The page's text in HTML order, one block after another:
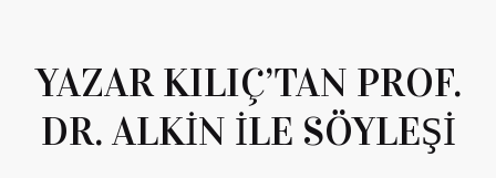
YAZAR KILIÇ’TAN PROF.
DR. ALKİN İLE SÖYLEŞİ